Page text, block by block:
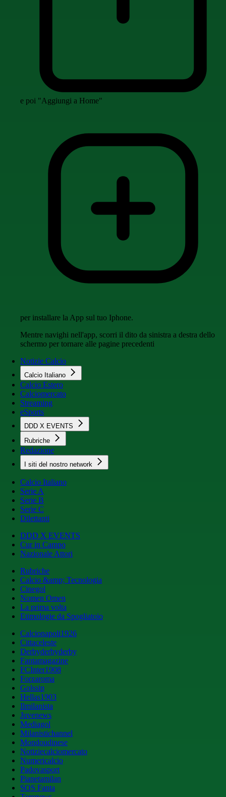
e poi "Aggiungi a Home"
per installare la App sul tuo Iphone.
Mentre navighi nell'app, scorri il dito da sinistra a destra dello
schermo per tornare alle pagine precedenti
Notizie Calcio
Calcio Italiano
Calcio Estero
Calciomercato
Streaming
eSports
DDD X EVENTS
Rubriche
Redazione
I siti del nostro network
Calcio Italiano
Serie A
Serie B
Serie C
Dilettanti
DDD X EVENTS
Cur in Campo
Nazionale Attori
Rubriche
Calcio &amp; Tecnologia
Cinegol
Nomen Omen
La prima volta
Etimologie da Spogliatoio
Calcionapoli1926
Cittaceleste
Derbyderbyderby
Fantamagazine
FCInter1908
Forzaroma
Golssip
Hellas1903
Ilmilanista
Juvenews
Mediagol
Milanistichannel
Mondoudinese
Notiziecalciomercato
Numericalcio
Padovasport
Pianetamilan
SOS Fanta